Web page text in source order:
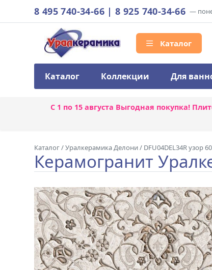
8 495 740-34-66 |8 925 740-34-66 —
Каталог
Каталог Коллекции Для
С 1 по 15 августа Выгодная покупка!
Каталог/Уралкерамика Делони/ DFU04DEL34R узор
Керамогранит